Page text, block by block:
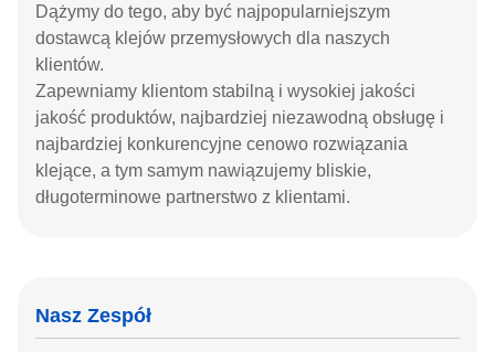
Dążymy do tego, aby być najpopularniejszym
dostawcą klejów przemysłowych dla naszych
klientów.
Zapewniamy klientom stabilną i wysokiej jakości
jakość produktów, najbardziej niezawodną obsługę i
najbardziej konkurencyjne cenowo rozwiązania
klejące, a tym samym nawiązujemy bliskie,
długoterminowe partnerstwo z klientami.
Nasz Zespół